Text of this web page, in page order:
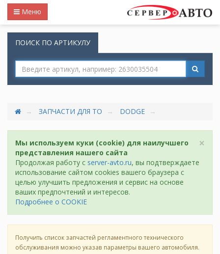
Меню
ПОИСК ПО АРТИКУЛУ
ЗАПЧАСТИ ДЛЯ ТО DODGE
×
Мы используем куки (cookie) для наилучшего
представления нашего сайта
Продолжая работу с server-avto.ru, вы подтверждаете
использование сайтом cookies вашего браузера с
целью улучшить предложения и сервис на основе
ваших предпочтений и интересов.
Подробнее о COOKIE
Получить список запчастей регламентного технического
обслуживания можно указав параметры вашего автомобиля.